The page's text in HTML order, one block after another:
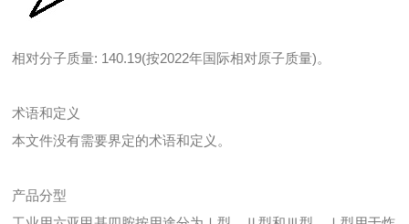
相对分子质量: 140.19(按2022年国际相对原子质量)。
术语和定义
本文件没有需要界定的术语和定义。
产品分型